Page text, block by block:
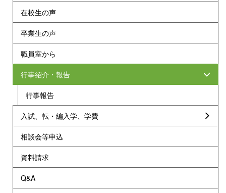
在校生の声
卒業生の声
職員室から
行事紹介・報告
行事報告
入試、転・編入学、学費
相談会等申込
資料請求
Q&A